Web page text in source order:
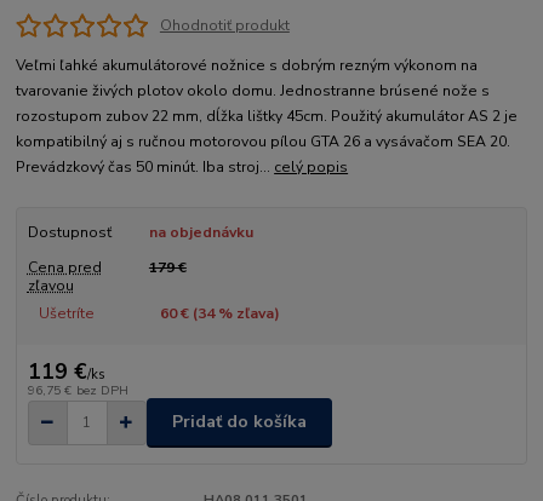
Ohodnotiť produkt
Veľmi ľahké akumulátorové nožnice s dobrým rezným výkonom na
tvarovanie živých plotov okolo domu. Jednostranne brúsené nože s
rozostupom zubov 22 mm, dĺžka lištky 45cm. Použitý akumulátor AS 2 je
kompatibilný aj s ručnou motorovou pílou GTA 26 a vysávačom SEA 20.
Prevádzkový čas 50 minút. Iba stroj... celý popis
Dostupnosť
na objednávku
Cena pred
zľavou
179 €
Ušetríte 60 € (34% zľava)
119 €/ks
96,75 € bez DPH
Pridať do košíka